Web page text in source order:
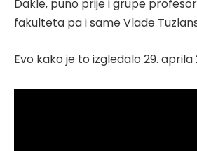
Dakle, puno prije i grupe
fakulteta pa i same Vlade
Evo kako je to izgledalo 29. aprila